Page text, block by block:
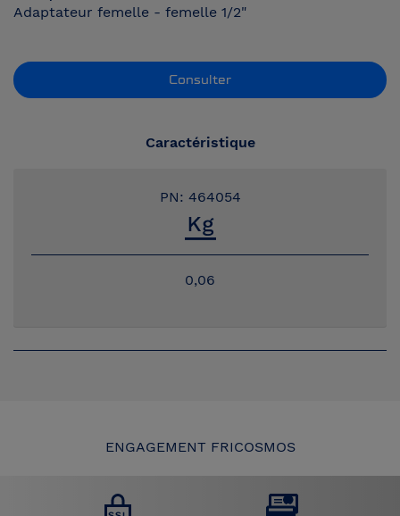
Adaptateur femelle - femelle 1/2"
Consulter
Caractéristique
PN: 464054
0,06
ENGAGEMENT FRICOSMOS